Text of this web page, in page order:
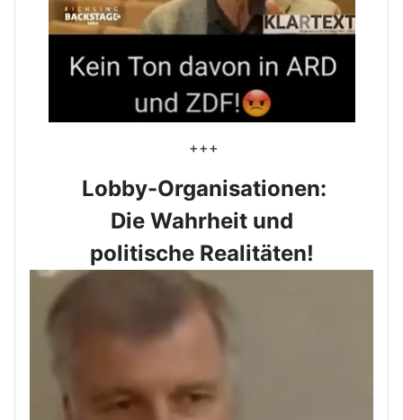
+++
Lobby-Organisationen:
Die Wahrheit und
politische Realitäten!